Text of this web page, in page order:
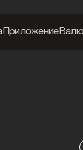
Приложение